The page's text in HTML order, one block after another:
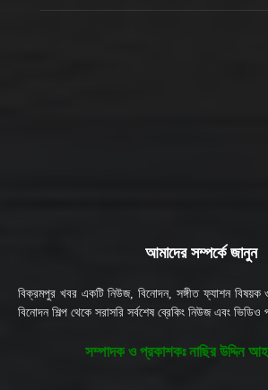
আমাদের সম্পর্কে জানুন
বিক্রমপুর খবর একটি নিউজ, বিনোদন, সঙ্গীত ফ্যাশন
বিনোদন শিল্প থেকে সরাসরি সর্বশেষ ব্রেকিং নিউজ এবং
সম্পাদক ও প্রকাশকঃ নাছির উদ্দিন